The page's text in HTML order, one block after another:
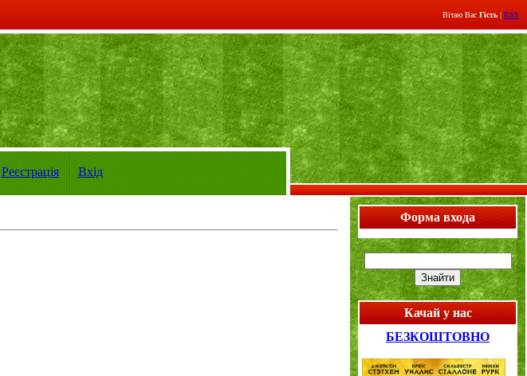
Вітаю Вас Гість | RSS
Реєстрація Вхід
Форма входа
Качай у нас
БЕЗКОШТОВНО